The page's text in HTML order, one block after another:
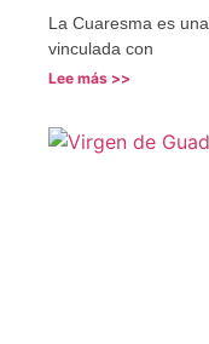
La Cuaresma es
vinculada con
Lee más >>